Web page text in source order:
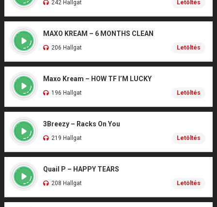
242 Hallgat Letöltés
MAXO KREAM – 6 MONTHS CLEAN
206 Hallgat Letöltés
Maxo Kream – HOW TF I’M LUCKY
196 Hallgat Letöltés
3Breezy – Racks On You
219 Hallgat Letöltés
Quail P – HAPPY TEARS
208 Hallgat Letöltés